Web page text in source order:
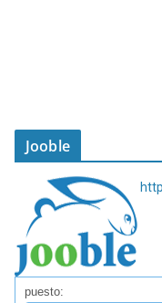
Jooble
puesto: